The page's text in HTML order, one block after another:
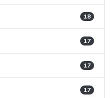
18
17
17
17